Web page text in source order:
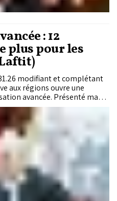
: 12
plus pour les
modifiant et complétant
aux régions ouvre une
avancée. Présenté mardi
Abdelouafi Laftit, le
significative des
régions, d’au moins 12
de l’exercice budgétaire
compétences et des